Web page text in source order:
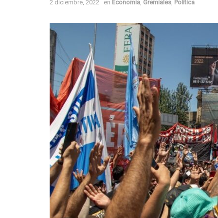
2 diciembre, 2022 en Economía Gremiales Política